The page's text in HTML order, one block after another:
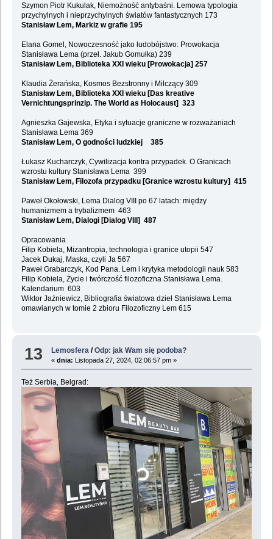
Szymon Piotr Kukulak, Niemożność antybaśni. Lemowa typologia
przychylnych i nieprzychylnych światów fantastycznych 173
Stanisław Lem, Markiz w grafie 195
Elana Gomel, Nowoczesność jako ludobójstwo: Prowokacja
Stanisława Lema (przeł. Jakub Gomułka) 239
Stanisław Lem, Biblioteka XXI wieku [Prowokacja] 257
Klaudia Żerańska, Kosmos Bezstronny i Milczący 309
Stanisław Lem, Biblioteka XXI wieku [Das kreative
Vernichtungsprinzip. The World as Holocaust] 323
Agnieszka Gajewska, Etyka i sytuacje graniczne w rozważaniach
Stanisława Lema 369
Stanisław Lem, O godności ludzkiej 385
Łukasz Kucharczyk, Cywilizacja kontra przypadek. O Granicach
wzrostu kultury Stanisława Lema 399
Stanisław Lem, Filozofa przypadku [Granice wzrostu kultury] 415
Paweł Okołowski, Lema Dialog VIII po 67 latach: między
humanizmem a trybalizmem 463
Stanisław Lem, Dialogi [Dialog VIII] 487
Opracowania
Filip Kobiela, Mizantropia, technologia i granice utopii 547
Jacek Dukaj, Maska, czyli Ja 567
Paweł Grabarczyk, Kod Pana. Lem i krytyka metodologii nauk 583
Filip Kobiela, Życie i twórczość filozoficzna Stanisława Lema.
Kalendarium 603
Wiktor Jaźniewicz, Bibliografia światowa dzieł Stanisława Lema
omawianych w tomie 2 zbioru Filozoficzny Lem 615
13 Lemosfera /Odp: jak Wam się podoba?
«dnia: Listopada 27, 2024, 02:06:57 pm »
Też Serbia, Belgrad: